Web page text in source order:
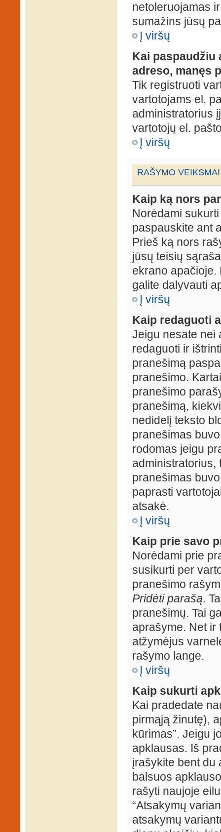
netoleruojamas
sumažins jūsų
Į viršų
Kai
adreso, manęs
Tik registruoti
vartotojams el.
administratorius
vartotojų el.
Į viršų
RAŠYMO VEIKSMAI
Kaip ką nors
Norėdami
paspauskite ant
Prieš ką nors
jūsų teisių
ekrano apačioje.
galite dalyvauti
Į viršų
Kaip redaguoti
Jeigu nesate nei
redaguoti ir
pranešimą
pranešimo.
pranešimo
pranešimą,
nedidelį teksto
pranešimas
rodomas jeigu
administratorius,
pranešimas
paprasti
atsakė.
Į viršų
Kaip prie savo
Norėdami prie
susikurti per
pranešimo
Pridėti parašą.
pranešimų. Tai
aprašyme. Net ir
atžymėjus
rašymo lange.
Į viršų
Kaip sukurti
Kai pradedate
pirmąją žinutę),
kūrimas”. Jeigu
apklausas. Iš
įrašykite bent du
balsuos
rašyti naujoje
“Atsakymų
atsakymų